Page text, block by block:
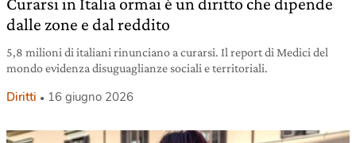
dalle zone e dal reddito
5,8 milioni di italiani rinunciano a curarsi. Il report di Medici del
mondo evidenza disuguaglianze sociali e territoriali.
Diritti 16 giugno 2026